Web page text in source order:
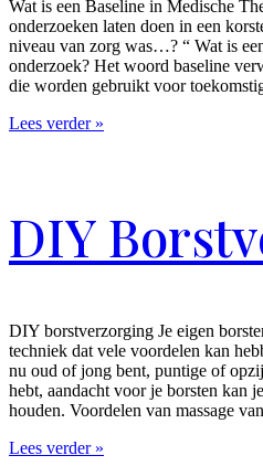
Wat is een Baseline in Medische
onderzoeken laten doen in een
niveau van zorg was…? “ Wat is
onderzoek? Het woord baseline
die worden gebruikt voor
Lees verder »
DIY
DIY borstverzorging Je eigen
techniek dat vele voordelen kan
nu oud of jong bent, puntige of
hebt, aandacht voor je borsten kan
houden. Voordelen van massage van
Lees verder »